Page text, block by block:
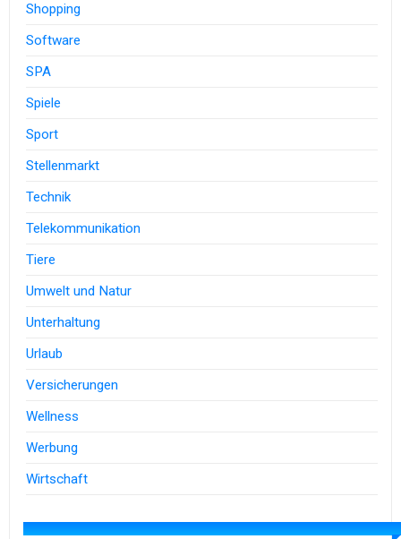
Shopping
Software
SPA
Spiele
Sport
Stellenmarkt
Technik
Telekommunikation
Tiere
Umwelt und Natur
Unterhaltung
Urlaub
Versicherungen
Wellness
Werbung
Wirtschaft